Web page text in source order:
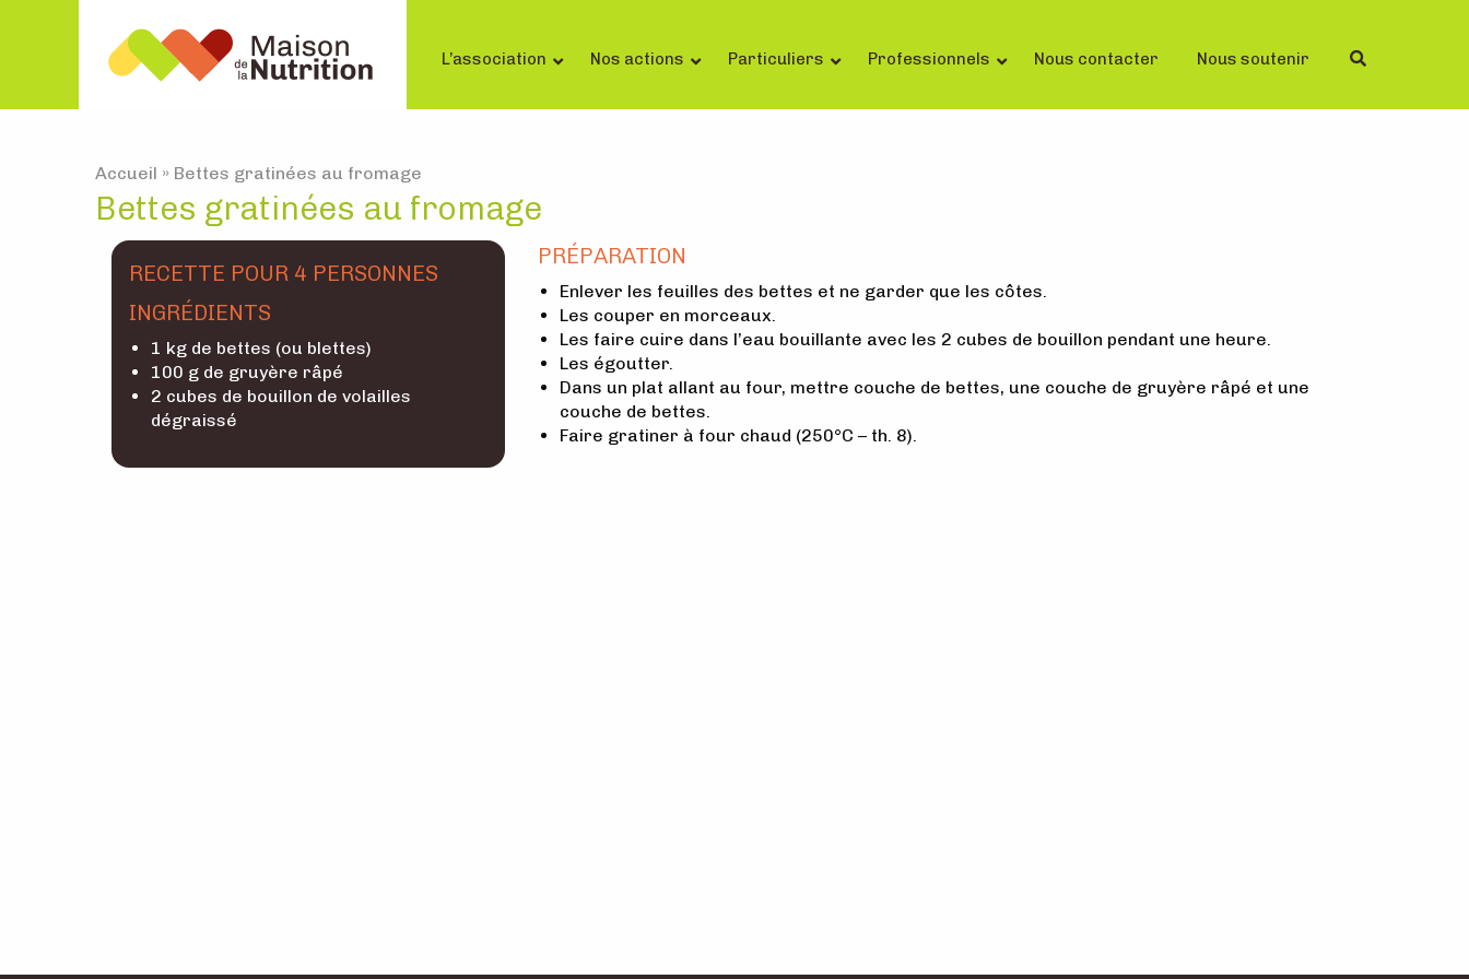
L’association Nos actions Particuliers Professionnels Nous contacter Nous soutenir
Accueil » Bettes gratinées au fromage
Bettes gratinées au fromage
RECETTE POUR 4 PERSONNES
INGRÉDIENTS
1 kg de bettes (ou blettes)
100 g de gruyère râpé
2 cubes de bouillon de volailles
dégraissé
PRÉPARATION
Enlever les feuilles des bettes et ne garder que les côtes.
Les couper en morceaux.
Les faire cuire dans l’eau bouillante avec les 2 cubes de bouillon pendant une heure.
Les égoutter.
Dans un plat allant au four, mettre couche de bettes, une couche de gruyère râpé et une
couche de bettes.
Faire gratiner à four chaud (250°C – th. 8).